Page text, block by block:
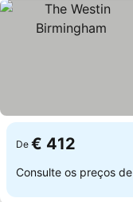
De € 412
Consulte os preços de